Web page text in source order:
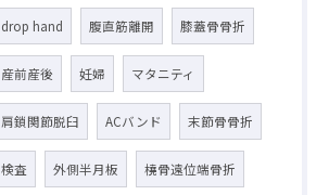
drop hand 腹直筋離開 膝蓋骨骨折
産前産後 妊婦 マタニティ
肩鎖関節脱臼 ACバンド 末節骨骨折
検査 外側半月板 橈骨遠位端骨折